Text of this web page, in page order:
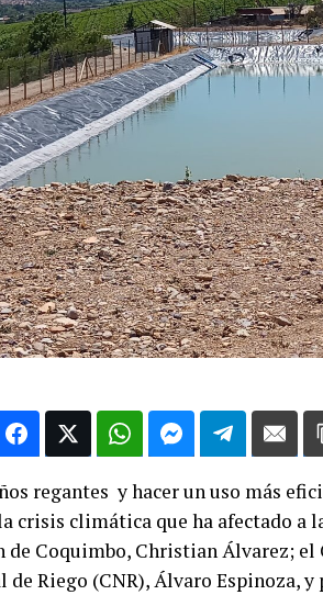
regantes y hacer un uso más
crisis climática que ha afectado a
de Coquimbo, Christian Álvarez;
Riego (CNR), Álvaro Espinoza,